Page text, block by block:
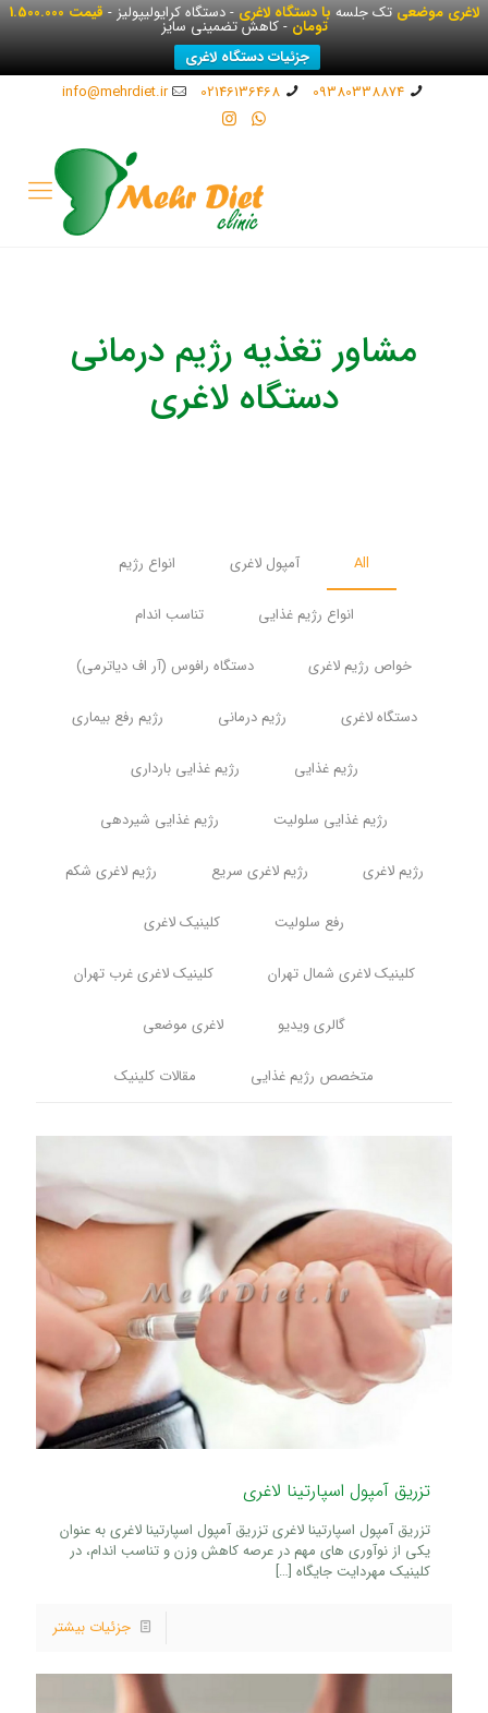
لاغری موضعیتک جلسهبا دستگاه لاغری- دستگاه کرایولیپولیز - قیمت 1.500.000
تومان- کاهش تضمینی سایز
جزئیات دستگاه لاغری
09380338874
02146136468
info@mehrdiet.ir
مشاور تغذیه رژیم درمانی
دستگاه لاغری
All آمپول لاغری انواع رژیم
انواع رژیم غذایی تناسب اندام
خواص رژیم لاغری دستگاه رافوس (آر اف دیاترمی)
دستگاه لاغری رژیم درمانی رژیم رفع بیماری
رژیم غذایی رژیم غذایی بارداری
رژیم غذایی سلولیت رژیم غذایی شیردهی
رژیم لاغری رژیم لاغری سریع رژیم لاغری شکم
رفع سلولیت کلینیک لاغری
کلینیک لاغری شمال تهران کلینیک لاغری غرب تهران
گالری ویدیو لاغری موضعی
متخصص رژیم غذایی مقالات کلینیک
تزریق آمپول اسپارتینا لاغری
تزریق آمپول اسپارتینا لاغری تزریق آمپول اسپارتینا لاغری به عنوان
یکی از نوآوری های مهم در عرصه کاهش وزن و تناسب اندام، در
کلینیک مهردایت جایگاه […]
جزئیات بیشتر